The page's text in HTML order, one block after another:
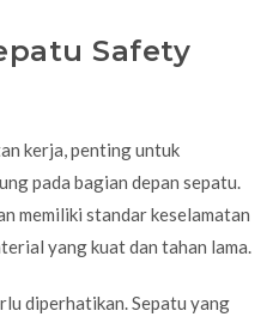
Safety
kerja, penting untuk
pada bagian depan sepatu.
memiliki standar keselamatan
yang kuat dan tahan lama.
diperhatikan. Sepatu yang